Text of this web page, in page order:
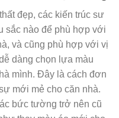
đẹp, các kiến trúc sư
sắc nào để phù hợp với
và cũng phù hợp với vị
dàng chọn lựa màu
mình. Đây là cách đơn
mới mẻ cho căn nhà.
bức tường trở nên cũ